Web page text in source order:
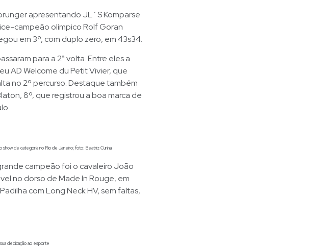
apresentando JL´S Komparse
campeão olímpico Rolf Goran
em 3º, com duplo zero, em 43s34.
para a 2ª volta. Entre eles a
AD Welcome du Petit Vivier, que
no 2º percurso. Destaque também
8º, que registrou a boa marca de
de categoria no Rio de Janeiro; foto: Beatriz Cunha
campeão foi o cavaleiro João
no dorso de Made In Rouge, em
com Long Neck HV, sem faltas,
dedicação ao esporte